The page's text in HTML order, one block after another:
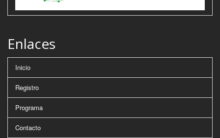
Enlaces
Inicio
Registro
Programa
Contacto